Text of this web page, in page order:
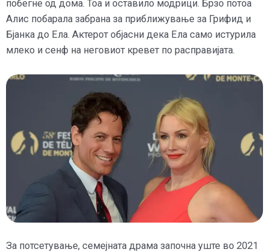
побегне од дома. Тоа и оставило модрици. Брзо потоа
Алис побарала забрана за приближување за Грифид и
Бјанка до Ела. Актерот објасни дека Ела само истурила
млеко и сенф на неговиот кревет по расправијата.
За потсетување, семејната драма започна уште во 2021